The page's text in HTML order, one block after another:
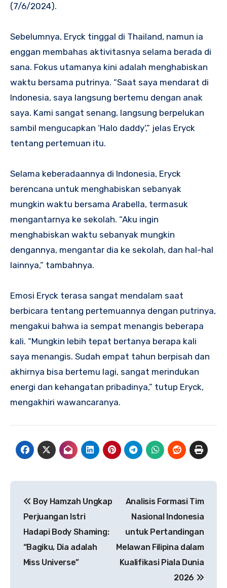
(7/6/2024).
Sebelumnya, Eryck tinggal di Thailand, namun ia
enggan membahas aktivitasnya selama berada di
sana. Fokus utamanya kini adalah menghabiskan
waktu bersama putrinya. “Saat saya mendarat di
Indonesia, saya langsung bertemu dengan anak
saya. Kami sangat senang, langsung berpelukan
sambil mengucapkan ‘Halo daddy’,” jelas Eryck
tentang pertemuan itu.
Selama keberadaannya di Indonesia, Eryck
berencana untuk menghabiskan sebanyak
mungkin waktu bersama Arabella, termasuk
mengantarnya ke sekolah. “Aku ingin
menghabiskan waktu sebanyak mungkin
dengannya, mengantar dia ke sekolah, dan hal-hal
lainnya,” tambahnya.
Emosi Eryck terasa sangat mendalam saat
berbicara tentang pertemuannya dengan putrinya,
mengakui bahwa ia sempat menangis beberapa
kali. “Mungkin lebih tepat bertanya berapa kali
saya menangis. Sudah empat tahun berpisah dan
akhirnya bisa bertemu lagi, sangat merindukan
energi dan kehangatan pribadinya,” tutup Eryck,
mengakhiri wawancaranya.
pos
Boy Hamzah Ungkap
Perjuangan Istri
Hadapi Body Shaming:
“Bagiku, Dia adalah
Miss Universe”
Analisis Formasi Tim
Nasional Indonesia
untuk Pertandingan
Melawan Filipina dalam
Kualifikasi Piala Dunia
2026